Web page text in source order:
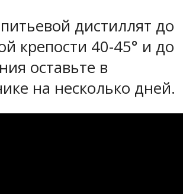
дистиллят до
крепости 40-45° и до
оставьте в
на несколько дней.